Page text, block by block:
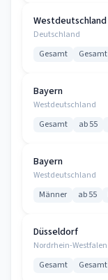
Westdeutschland
Deutschland
Gesamt Gesamt
Bayern
Westdeutschland
Gesamt ab 55
Bayern
Westdeutschland
Männer ab 55
Düsseldorf
Nordrhein-Westfalen
Gesamt Gesamt